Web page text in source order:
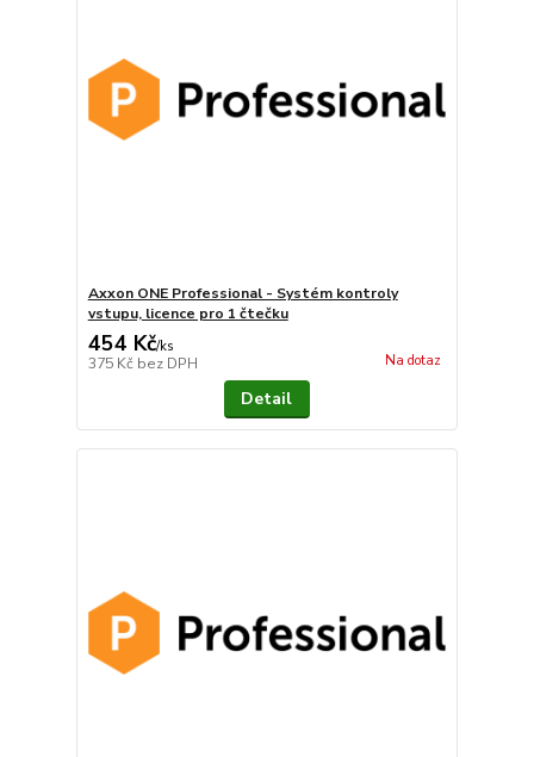
Axxon ONE Professional - Systém kontroly
vstupu, licence pro 1 čtečku
454 Kč/ks
375 Kč bez DPH Na dotaz
Detail